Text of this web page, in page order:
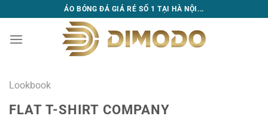
qua
nội
ÁO BÓNG ĐÁ GIÁ RẺ SỐ 1 TẠI HÀ NỘI...
Lookbook
FLAT T-SHIRT COMPANY